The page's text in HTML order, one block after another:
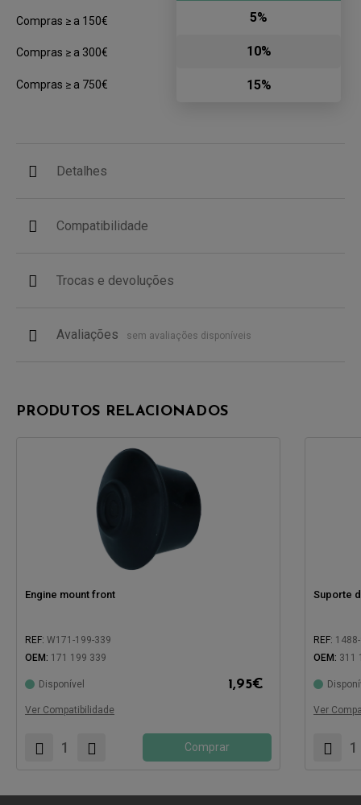
Compras ≥ a 150€
Compras ≥ a 300€
Compras ≥ a 750€
5%
10%
15%
Detalhes
Compatibilidade
Trocas e devoluções
Avaliações sem avaliações disponíveis
PRODUTOS RELACIONADOS
Engine mount front
REF: W171-199-339
OEM: 171 199 339
Disponível 1,95€
Ver Compatibilidade
Comprar
Suporte
REF:
OEM: 311
Ver